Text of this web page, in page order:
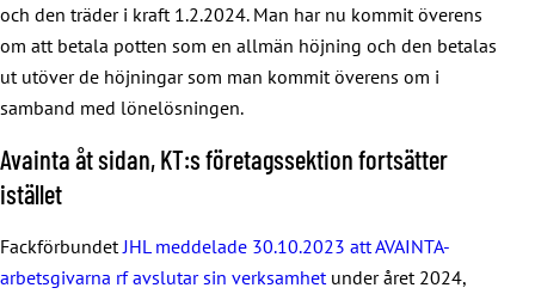
och den träder i kraft 1.2.2024. Man har nu kommit överens
om att betala potten som en allmän höjning och den betalas
ut utöver de höjningar som man kommit överens om i
samband med lönelösningen.
Avainta åt sidan, KT:s företagssektion fortsätter
istället
Fackförbundet JHL meddelade 30.10.2023 att AVAINTA-
arbetsgivarna rf avslutar sin verksamhet under året 2024,